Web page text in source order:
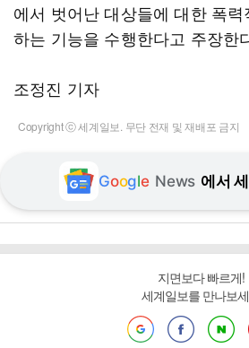
에서 벗어난 대상들에 대한 폭
하는 기능을 수행한다고 주장한
조정진 기자
Copyright ⓒ 세계일보. 무단 전재 및 재배포 금지
Google News 에서
지면보다 빠르게!
세계일보를 만나보